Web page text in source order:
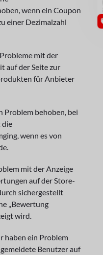
wenn ein Coupon
einer Dezimalzahl
mit der
auf der Seite zur
für Anbieter
Problem behoben, bei
die
wenn es von
mit der Anzeige
auf der Store-
sichergestellt
„Bewertung
wird.
haben ein Problem
Benutzer auf